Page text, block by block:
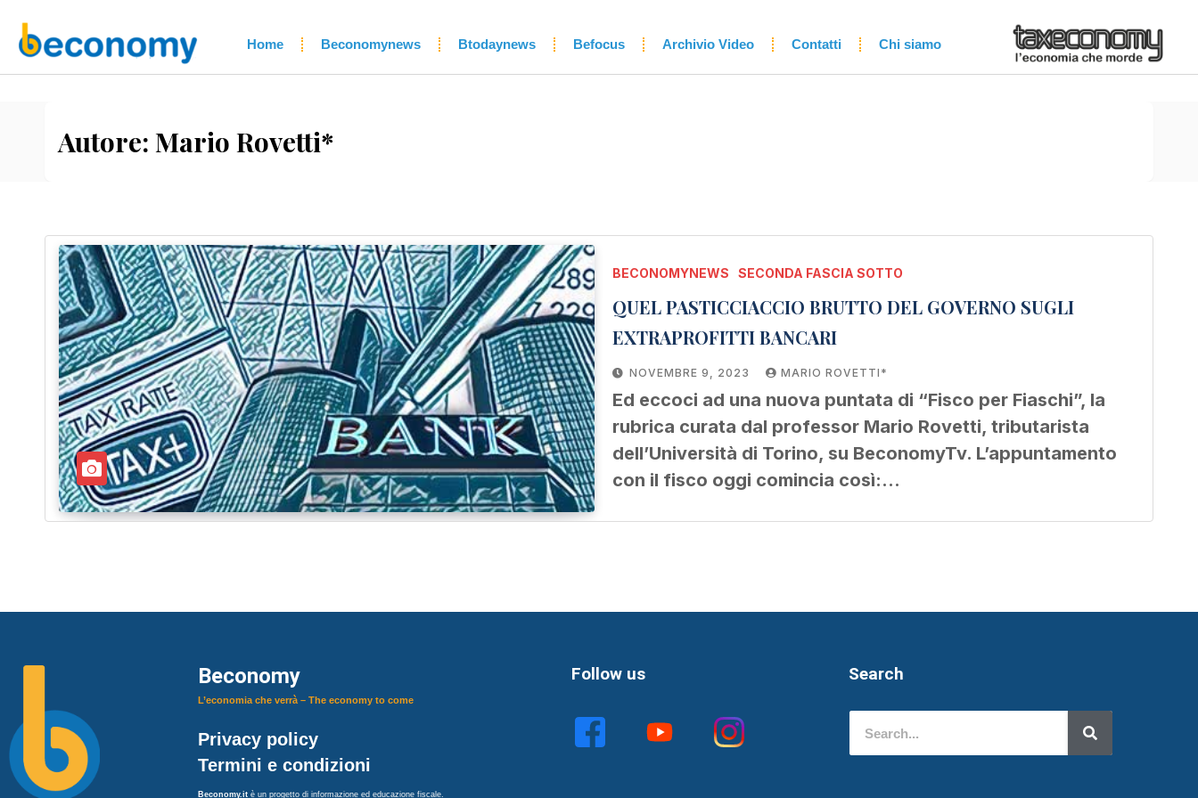
Home Beconomynews Btodaynews Befocus Archivio Video Contatti Chi siamo
Autore: Mario Rovetti*
BECONOMYNEWS SECONDA FASCIA SOTTO
QUEL PASTICCIACCIO BRUTTO DEL GOVERNO SUGLI
EXTRAPROFITTI BANCARI
NOVEMBRE 9, 2023 MARIO ROVETTI*
Ed eccoci ad una nuova puntata di “Fisco per Fiaschi”, la
rubrica curata dal professor Mario Rovetti, tributarista
dell’Università di Torino, su BeconomyTv. L’appuntamento
con il fisco oggi comincia così:…
Beconomy
L’economia che verrà – The economy to come
Privacy policy
Termini e condizioni
Beconomy.it è un progetto di informazione ed educazione fiscale.
Follow us Search